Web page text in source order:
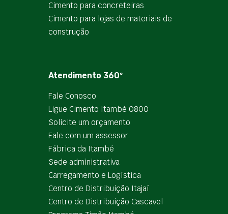
Cimento para concreteiras
Cimento para lojas de materiais de
construção
Atendimento 360º
Fale Conosco
Ligue Cimento Itambé 0800
Solicite um orçamento
Fale com um assessor
Fábrica da Itambé
Sede administrativa
Carregamento e Logística
Centro de Distribuição Itajaí
Centro de Distribuição Cascavel